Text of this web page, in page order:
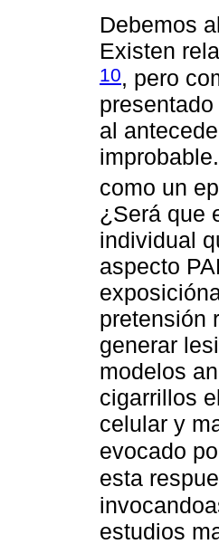
Debemos
Existen
10, pero
al
como un
¿Será que
individual
aspecto
pretensión
generar
modelos
cigarrillos
celular y
evocado
esta
estudios